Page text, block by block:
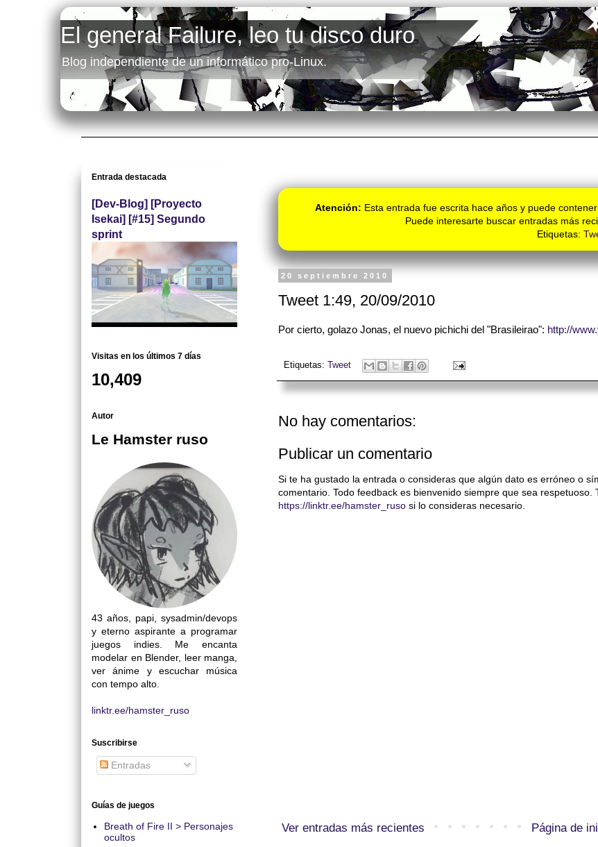
El general Failure, leo tu disco duro
Blog independiente de un informático pro-Linux.
Atención: Esta entrada fue escrita hace años y puede
Puede interesarte buscar entradas más
Etiquetas:
20 septiembre 2010
Tweet 1:49, 20/09/2010
Por cierto, golazo Jonas, el nuevo pichichi del "Brasileirao": http://
Etiquetas: Tweet
No hay comentarios:
Publicar un comentario
Si te ha gustado la entrada o consideras que algún dato es erróneo o
comentario. Todo feedback es bienvenido siempre que sea
https://linktr.ee/hamster_ruso si lo consideras necesario.
Ver entradas más recientes Página de
Entrada destacada
[Dev-Blog] [Proyecto
Isekai] [#15] Segundo
sprint
Visitas en los últimos 7 días
10,409
Autor
Le Hamster ruso
43 años, papi, sysadmin/devops
y eterno aspirante a programar
juegos indies. Me encanta
modelar en Blender, leer manga,
ver ánime y escuchar música
con tempo alto.
linktr.ee/hamster_ruso
Suscribirse
Entradas
Guías de juegos
Breath of Fire II > Personajes
ocultos